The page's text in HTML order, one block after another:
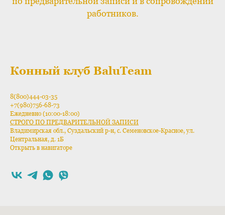
работников.
Конный клуб BaluTeam
8(800)444-03-35
+7(980)756-68-73
Ежедневно (10:00-18:00)
СТРОГО ПО ПРЕДВАРИТЕЛЬНОЙ ЗАПИСИ
Владимирская обл., Суздальский р-н, с. Семеновское-Красное, ул.
Центральная, д. 1Б
Открыть в навигаторе